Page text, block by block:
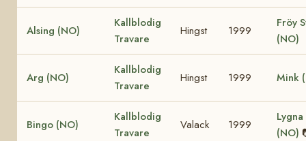
Alsing (NO)
Kallblodig
Travare
Hingst 1999
Fröy
(NO)
Arg (NO)
Kallblodig
Travare
Hingst 1999 Mink
Bingo (NO)
Kallblodig
Travare
Valack 1999
(NO)